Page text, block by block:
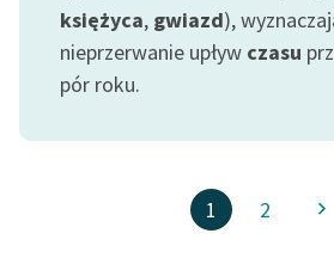
księżyca, gwiazd),
nieprzerwanie upływ czasu
pór roku.
1 2